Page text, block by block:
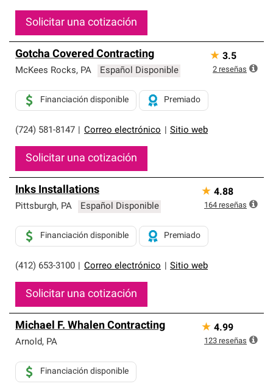
Solicitar una cotización
Gotcha Covered Contracting
McKees Rocks, PA Español Disponible
(724) 581-8147 Correo electrónico Sitio web
Financiación disponible Premiado
Solicitar una cotización
★ 3.5
2 reseñas
Inks Installations
Pittsburgh, PA Español Disponible
(412) 653-3100 Correo electrónico Sitio web
Financiación disponible Premiado
Solicitar una cotización
★ 4.88
164 reseñas
Michael F. Whalen Contracting
Arnold, PA
Financiación disponible
★ 4.99
123 reseñas